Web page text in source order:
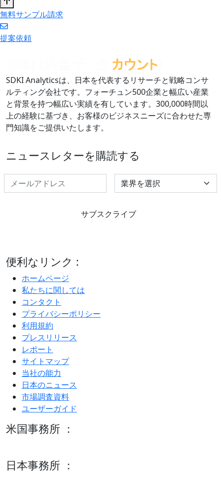
無料サンプル請求
提案依頼
SDKI Analyticsは、日本を代表するリサーチと戦略コンサ
ルティング会社です。フォーチュン500企業と幅広い産業
と背景を持つ幅広い実績を有しています。300,000時間以
上の経験に基づき、お客様のビジネスニーズに合わせた専
門知識をご提供いたします。
ニュースレターを購読する
Select Industry
サブスクライブ
便利なリンク :
ホームページ
私たちに関しては
コンタクト
プライバシーポリシー
利用規約
プレスリリース
レポート
サイトマップ
当社の能力
日本のニュース
市場調査資料
ユーザーガイド
米国事務所 ：
日本事務所 ：